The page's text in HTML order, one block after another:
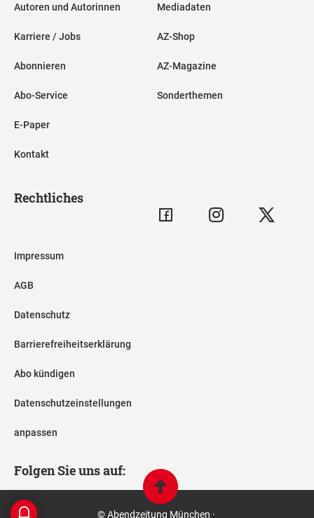
Autoren und Autorinnen
Karriere / Jobs
Abonnieren
Abo-Service
E-Paper
Kontakt
Mediadaten
AZ-Shop
AZ-Magazine
Sonderthemen
Rechtliches
Impressum
AGB
Datenschutz
Barrierefreiheitserklärung
Abo kündigen
Datenschutzeinstellungen
anpassen
Folgen Sie uns auf:
© Abendzeitung München ·